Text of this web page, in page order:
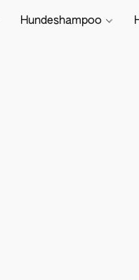
Hundeshampoo